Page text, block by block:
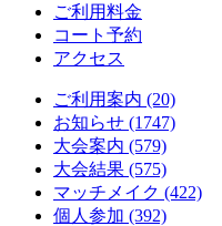
ご利用料金
コート予約
アクセス
ご利用案内 (20)
お知らせ (1747)
大会案内 (579)
大会結果 (575)
マッチメイク (422)
個人参加 (392)